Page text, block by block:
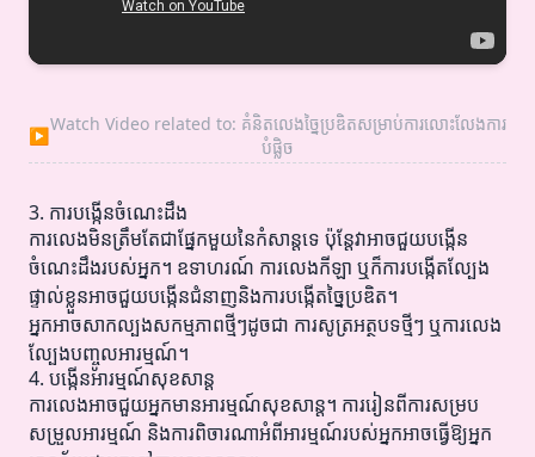
▶
Watch Video related to: គំនិតលេងច្នៃប្រឌិតសម្រាប់ការលោះលែងការ
បំផ្លិច
3. ការបង្កើនចំណេះដឹង
ការលេងមិនត្រឹមតែជាផ្នែកមួយនៃកំសាន្តទេ ប៉ុន្តែវាអាចជួយបង្កើន
ចំណេះដឹងរបស់អ្នក។ ឧទាហរណ៍ ការលេងកីឡា ឬក៏ការបង្កើតល្បែង
ផ្ទាល់ខ្លួនអាចជួយបង្កើនជំនាញនិងការបង្កើតច្នៃប្រឌិត។
អ្នកអាចសាកល្បងសកម្មភាពថ្មីៗដូចជា ការសូត្រអត្ថបទថ្មីៗ ឬការលេង
ល្បែងបញ្ចូលអារម្មណ៍។
4. បង្កើនអារម្មណ៍សុខសាន្ត
ការលេងអាចជួយអ្នកមានអារម្មណ៍សុខសាន្ត។ ការរៀនពីការសម្រប
សម្រួលអារម្មណ៍ និងការពិចារណាអំពីអារម្មណ៍របស់អ្នកអាចធ្វើឱ្យអ្នក